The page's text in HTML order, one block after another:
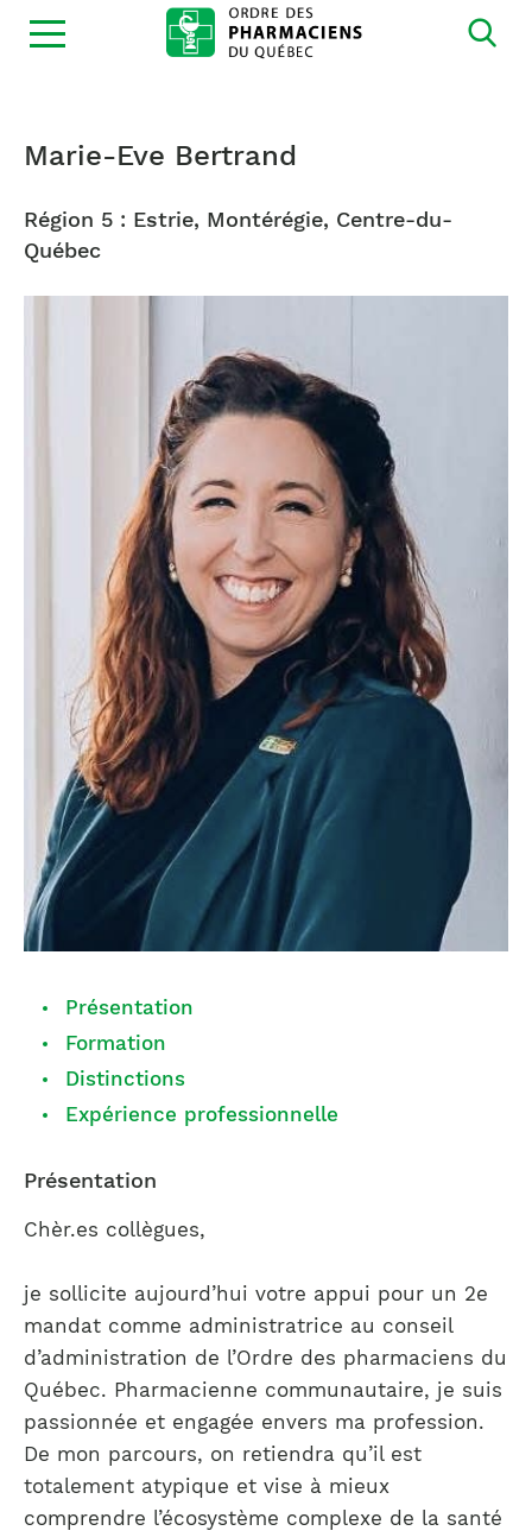
Ouvrir
la
Marie-Eve Bertrand
Région 5 : Estrie, Montérégie, Centre-du-
Québec
Présentation
Formation
Distinctions
Expérience professionnelle
Présentation
Chèr.es collègues,
je sollicite aujourd’hui votre appui pour un 2e
mandat comme administratrice au conseil
d’administration de l’Ordre des pharmaciens du
Québec. Pharmacienne communautaire, je suis
passionnée et engagée envers ma profession.
De mon parcours, on retiendra qu’il est
totalement atypique et vise à mieux
comprendre l’écosystème complexe de la santé